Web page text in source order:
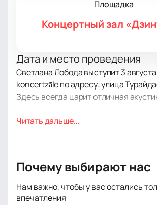
Площадка
Концертный зал
Дата и место проведения
Светлана Лобода выступит 3
koncertzāle по адресу: улица
Здесь всегда царит отличная
до площадки.
яркой энергетикой. Каждый ее
собирает поклонников и любителей
музыки. В этот раз гости увидят
последними песнями и узнаваемыми
Читать дальше...
Почему выбирают нас
Нам важно, чтобы у вас остались
впечатления